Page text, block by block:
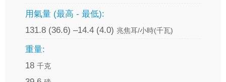
用氣量 (最高 - 最低):
131.8 (36.6) –14.4 (4.0) 兆焦耳/小時(千瓦)
重量:
18 千克